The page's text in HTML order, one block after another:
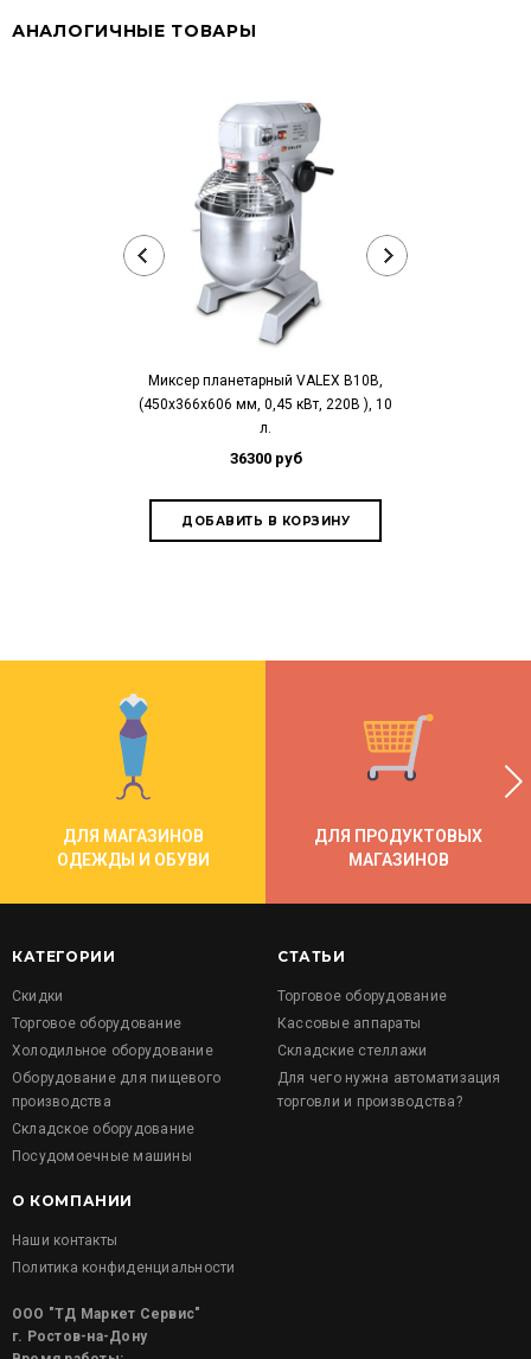
АНАЛОГИЧНЫЕ ТОВАРЫ
Миксер планетарный VALEX B10B,
(450х366х606 мм, 0,45 кВт, 220В ), 10
л.
36300 руб
ДЛЯ МАГАЗИНОВ
ОДЕЖДЫ И ОБУВИ
ДЛЯ ПРОДУКТОВЫХ
МАГАЗИНОВ
КАТЕГОРИИ
Скидки
Торговое оборудование
Холодильное оборудование
Оборудование для пищевого
производства
Складское оборудование
Посудомоечные машины
СТАТЬИ
Торговое оборудование
Кассовые аппараты
Складские стеллажи
Для чего нужна автоматизация
торговли и производства?
О КОМПАНИИ
Наши контакты
Политика конфиденциальности
ООО "ТД Маркет Сервис"
г. Ростов-на-Дону